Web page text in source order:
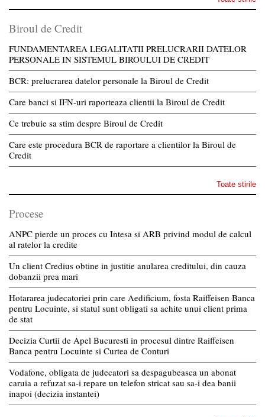
Biroul de Credit
FUNDAMENTAREA LEGALITATII PRELUCRARII DATELOR
PERSONALE IN SISTEMUL BIROULUI DE CREDIT
BCR: prelucrarea datelor personale la Biroul de Credit
Care banci si IFN-uri raporteaza clientii la Biroul de Credit
Ce trebuie sa stim despre Biroul de Credit
Care este procedura BCR de raportare a clientilor la Biroul de
Credit
Toate stirile
Procese
ANPC pierde un proces cu Intesa si ARB privind modul de calcul
al ratelor la credite
Un client Credius obtine in justitie anularea creditului, din cauza
dobanzii prea mari
Hotararea judecatoriei prin care Aedificium, fosta Raiffeisen Banca
pentru Locuinte, si statul sunt obligati sa achite unui client prima
de stat
Decizia Curtii de Apel Bucuresti in procesul dintre Raiffeisen
Banca pentru Locuinte si Curtea de Conturi
Vodafone, obligata de judecatori sa despagubeasca un abonat
caruia a refuzat sa-i repare un telefon stricat sau sa-i dea banii
inapoi (decizia instantei)